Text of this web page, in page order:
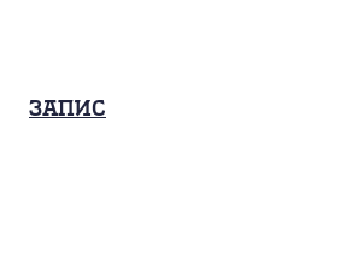
Запис